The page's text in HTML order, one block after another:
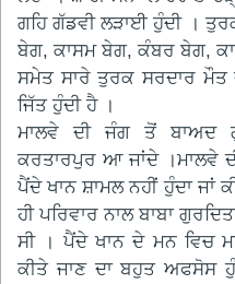
ਗਹਿ ਗੱਡਵੀ ਲੜਾਈ ਹੁੰਦੀ ।
ਬੇਗ, ਕਾਸਮ ਬੇਗ, ਕੰਬਰ ਬੇਗ,
ਸਮੇਤ ਸਾਰੇ ਤੁਰਕ ਸਰਦਾਰ ਮੌਤ
ਜਿੱਤ ਹੁੰਦੀ ਹੈ ।
ਮਾਲਵੇ ਦੀ ਜੰਗ ਤੋਂ ਬਾਅਦ
ਕਰਤਾਰਪੁਰ ਆ ਜਾਂਦੇ ।ਮਾਲਵੇ
ਪੈਂਦੇ ਖਾਨ ਸ਼ਾਮਲ ਨਹੀਂ ਹੁੰਦਾ ਜਾਂ
ਹੀ ਪਰਿਵਾਰ ਨਾਲ ਬਾਬਾ
ਸੀ । ਪੈਂਦੇ ਖਾਨ ਦੇ ਮਨ ਵਿਚ
ਕੀਤੇ ਜਾਣ ਦਾ ਬਹੁਤ ਅਫਸੋਸ